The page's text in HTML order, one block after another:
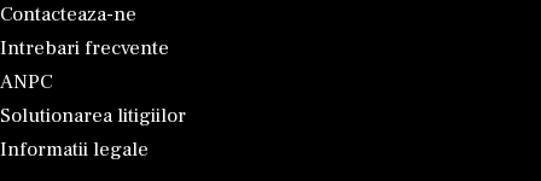
Contacteaza-ne
Intrebari frecvente
ANPC
Solutionarea litigiilor
Informatii legale